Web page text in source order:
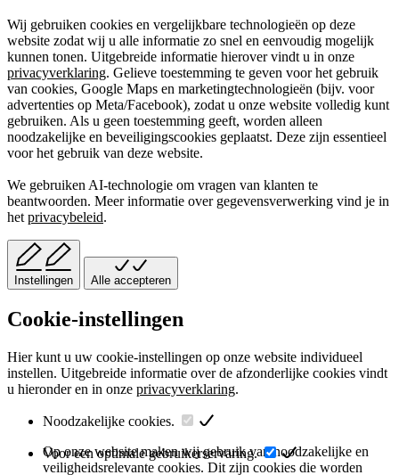
Wij gebruiken cookies en vergelijkbare technologieën op deze
website zodat wij u alle informatie zo snel en eenvoudig mogelijk
kunnen tonen. Uitgebreide informatie hierover vindt u in onze
privacyverklaring. Gelieve toestemming te geven voor het gebruik
van cookies, Google Maps en marketingtechnologieën (bijv. voor
advertenties op Meta/Facebook), zodat u onze website volledig kunt
gebruiken. Als u geen toestemming geeft, worden alleen
noodzakelijke en beveiligingscookies geplaatst. Deze zijn essentieel
voor het gebruik van deze website.
We gebruiken AI-technologie om vragen van klanten te
beantwoorden. Meer informatie over gegevensverwerking vind je in
het privacybeleid.
Instellingen Alle accepteren
Cookie-instellingen
Hier kunt u uw cookie-instellingen op onze website individueel
instellen. Uitgebreide informatie over de afzonderlijke cookies vindt
u hieronder en in onze privacyverklaring.
Noodzakelijke cookies.
Op onze website maken wij gebruik van noodzakelijke en
veiligheidsrelevante cookies. Dit zijn cookies die worden
Voor een optimale gebruikerservaring.